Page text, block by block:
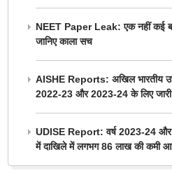
NEET Paper Leak: एक नहीं कई
जानिए काला सच
AISHE Reports: अखिल भारतीय उच्च
2022-23 और 2023-24 के लिए जारी
UDISE Report: वर्ष 2023-24 और
में दाखिले में लगभग 86 लाख की कमी